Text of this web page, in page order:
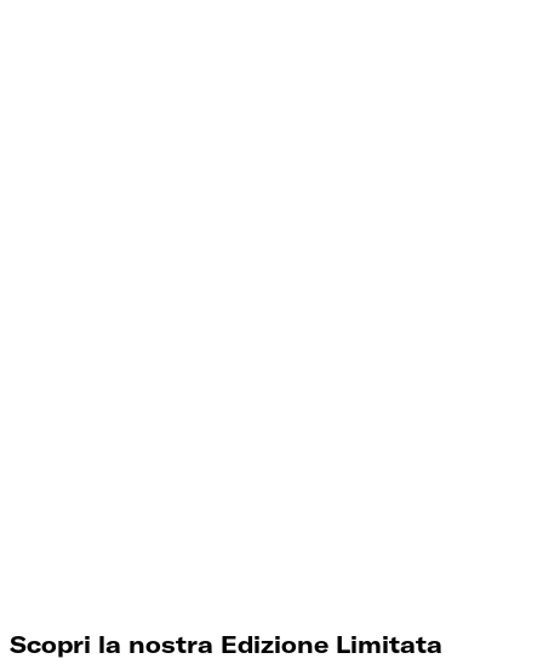
Scopri la nostra Edizione Limitata